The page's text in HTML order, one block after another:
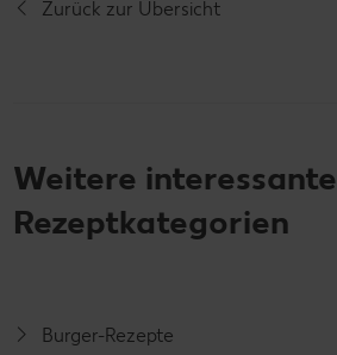
Zurück zur Übersicht
Weitere interessante
Rezeptkategorien
Burger-Rezepte